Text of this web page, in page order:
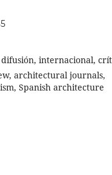
internacional,
architectural journals,
Spanish architecture